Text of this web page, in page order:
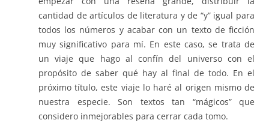
cantidad de artículos de literatura y de “y” igual para
todos los números y acabar con un texto de ficción
muy significativo para mí. En este caso, se trata de
un viaje que hago al confín del universo con el
propósito de saber qué hay al final de todo. En el
próximo título, este viaje lo haré al origen mismo de
nuestra especie. Son textos tan “mágicos” que
considero inmejorables para cerrar cada tomo.